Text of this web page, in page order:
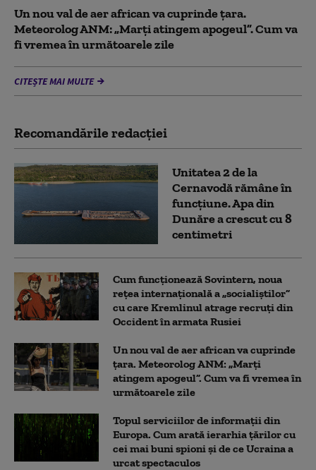
Un nou val de aer african va cuprinde țara.
Meteorolog ANM: „Marți atingem apogeul”. Cum va
fi vremea în următoarele zile
CITEȘTE MAI MULTE
Recomandările redacţiei
Unitatea 2 de la
Cernavodă rămâne în
funcțiune. Apa din
Dunăre a crescut cu 8
centimetri
Cum funcționează Sovintern, noua
rețea internațională a „socialiștilor”
cu care Kremlinul atrage recruți din
Occident în armata Rusiei
Un nou val de aer african va cuprinde
țara. Meteorolog ANM: „Marți
atingem apogeul”. Cum va fi vremea în
următoarele zile
Topul serviciilor de informații din
Europa. Cum arată ierarhia țărilor cu
cei mai buni spioni și de ce Ucraina a
urcat spectaculos